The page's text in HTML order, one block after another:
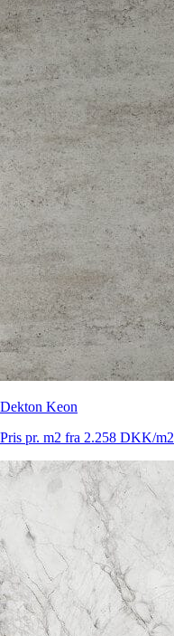
Dekton Keon
Pris pr. m2 fra 2.258 DKK/m2